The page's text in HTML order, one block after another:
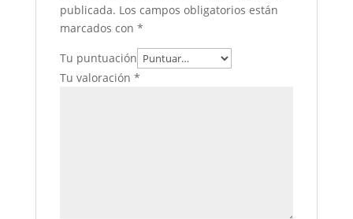
publicada. Los campos obligatorios están
marcados con *
Tu puntuación
Tu valoración *